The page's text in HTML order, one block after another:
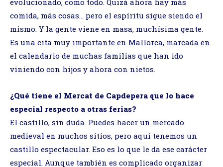
comida, más cosas… pero el espíritu sigue siendo el
mismo. Y la gente viene en masa, muchísima gente.
Es una cita muy importante en Mallorca, marcada en
el calendario de muchas familias que han ido
viniendo con hijos y ahora con nietos.
¿Qué tiene el Mercat de Capdepera que lo hace
especial respecto a otras ferias?
El castillo, sin duda. Puedes hacer un mercado
medieval en muchos sitios, pero aquí tenemos un
castillo espectacular. Eso es lo que le da ese carácter
especial. Aunque también es complicado organizar